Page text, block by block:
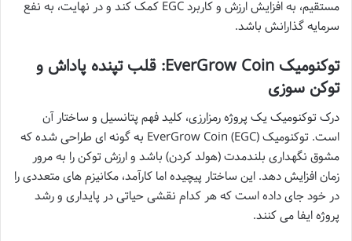
مستقیم، به افزایش ارزش و کاربرد EGC کمک کند و در نهایت، به نفع
سرمایه گذارانش باشد.
توکنومیک EverGrow Coin: قلب تپنده پاداش و
توکن سوزی
درک توکنومیک یک پروژه رمزارزی، کلید فهم پتانسیل و ساختار آن
است. توکنومیک EverGrow Coin (EGC) به گونه ای طراحی شده که
مشوق نگهداری بلندمدت (هولد کردن) باشد و ارزش توکن را به مرور
زمان افزایش دهد. این ساختار پیچیده اما کارآمد، مکانیزم های متعددی را
در خود جای داده است که هر کدام نقشی حیاتی در پایداری و رشد
پروژه ایفا می کنند.